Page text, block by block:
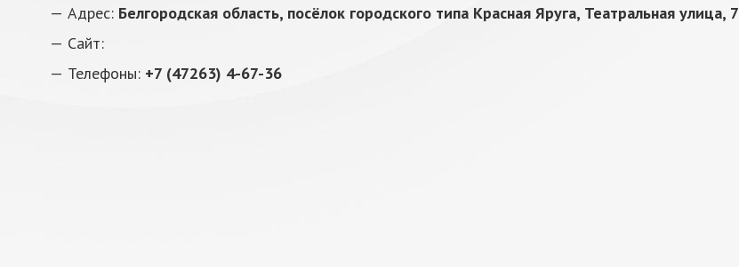
Адрес: Белгородская область, посёлок городского типа Красная Яруга, Театральная улица, 7
Сайт:
Телефоны: +7 (47263) 4-67-36